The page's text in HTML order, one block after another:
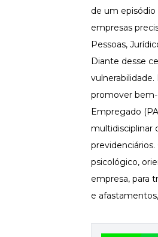
de um
empresas
Pessoas,
Diante desse
promover bem-
Empregado
multidisciplinar
psicológico,
empresa, para
e